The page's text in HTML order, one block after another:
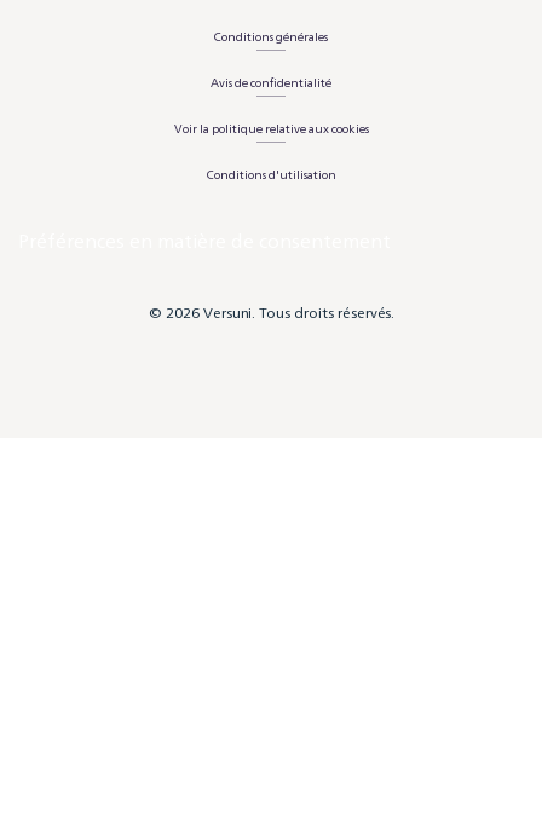
Conditions générales
Avis de confidentialité
Voir la politique relative aux cookies
Conditions d'utilisation
© 2026 Versuni. Tous droits réservés.